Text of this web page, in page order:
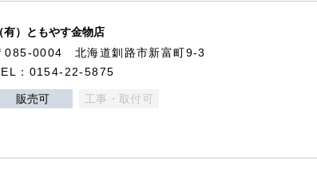
有）ともやす金物店
085-0004 北海道釧路市新富町9-3
：0154-22-5875
販売可 工事・取付可